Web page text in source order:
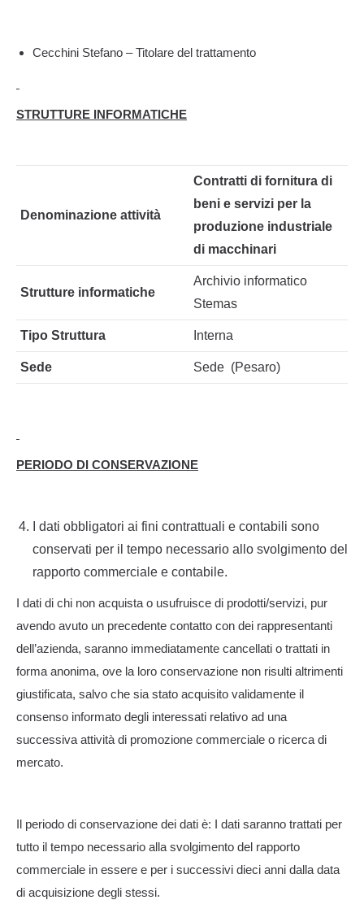
Cecchini Stefano – Titolare del trattamento
STRUTTURE INFORMATICHE
Denominazione attività
Contratti di fornitura di
beni e servizi per la
produzione industriale
di macchinari
Strutture informatiche
Archivio informatico
Stemas
Tipo Struttura Interna
Sede Sede (Pesaro)
PERIODO DI CONSERVAZIONE
I dati obbligatori ai fini contrattuali e contabili sono
conservati per il tempo necessario allo svolgimento del
rapporto commerciale e contabile.
I dati di chi non acquista o usufruisce di prodotti/servizi, pur
avendo avuto un precedente contatto con dei rappresentanti
dell’azienda, saranno immediatamente cancellati o trattati in
forma anonima, ove la loro conservazione non risulti altrimenti
giustificata, salvo che sia stato acquisito validamente il
consenso informato degli interessati relativo ad una
successiva attività di promozione commerciale o ricerca di
mercato.
Il periodo di conservazione dei dati è: I dati saranno trattati per
tutto il tempo necessario alla svolgimento del rapporto
commerciale in essere e per i successivi dieci anni dalla data
di acquisizione degli stessi.